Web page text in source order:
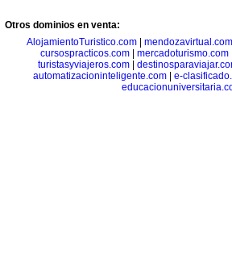
Otros dominios en venta:
AlojamientoTuristico.com
mendozavirtual.com
cursospracticos.com| mercadoturismo.com
turistasyviajeros.com
automatizacioninteligente.com| e-